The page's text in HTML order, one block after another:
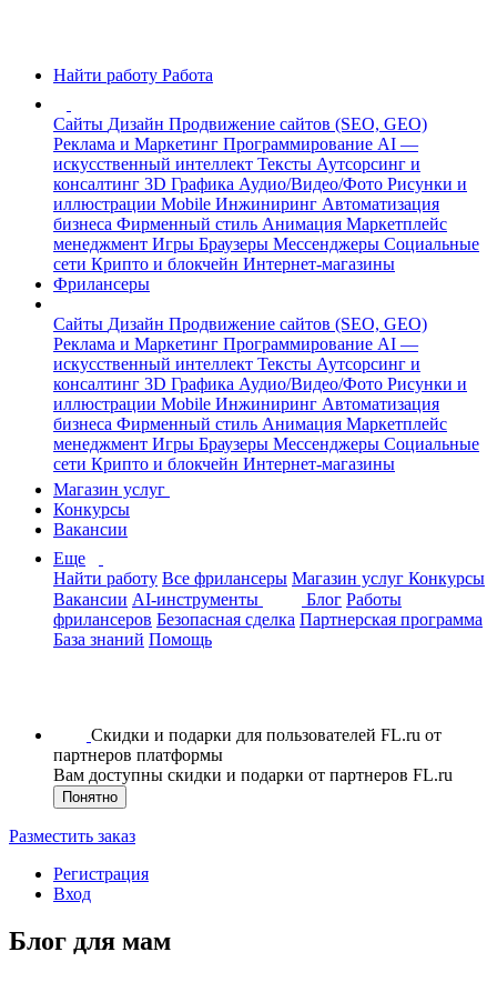
Найти работу Работа
Сайты Дизайн Продвижение сайтов (SEO, GEO)
Реклама и Маркетинг Программирование AI —
искусственный интеллект Тексты Аутсорсинг и
консалтинг 3D Графика Аудио/Видео/Фото Рисунки и
иллюстрации Mobile Инжиниринг Автоматизация
бизнеса Фирменный стиль Анимация Маркетплейс
менеджмент Игры Браузеры Мессенджеры Социальные
сети Крипто и блокчейн Интернет-магазины
Фрилансеры
Сайты Дизайн Продвижение сайтов (SEO, GEO)
Реклама и Маркетинг Программирование AI —
искусственный интеллект Тексты Аутсорсинг и
консалтинг 3D Графика Аудио/Видео/Фото Рисунки и
иллюстрации Mobile Инжиниринг Автоматизация
бизнеса Фирменный стиль Анимация Маркетплейс
менеджмент Игры Браузеры Мессенджеры Социальные
сети Крипто и блокчейн Интернет-магазины
Магазин услуг
Конкурсы
Вакансии
Еще
Найти работу Все фрилансеры Магазин услуг Конкурсы
Вакансии AI-инструменты Блог Работы
фрилансеров Безопасная сделка Партнерская программа
База знаний Помощь
Скидки и подарки для пользователей FL.ru от
партнеров платформы
Вам доступны скидки и подарки от партнеров FL.ru
Понятно
Разместить заказ
Регистрация
Вход
Блог для мам